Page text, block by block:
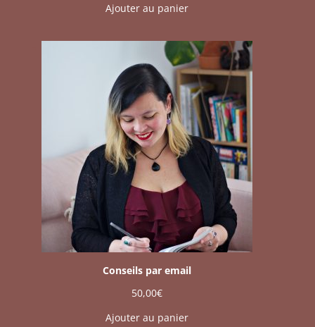
Ajouter au panier
Conseils par email
50,00€
Ajouter au panier